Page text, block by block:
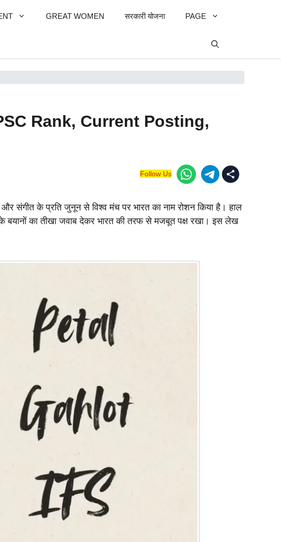
GREAT WOMEN सरकारी योजना PAGE
Rank, Current Posting,
Follow Us
संगीत के प्रति जुनून से विश्व मंच पर भारत का नाम रोशन किया है। हाल
बयानों का तीखा जवाब देकर भारत की तरफ से मजबूत पक्ष रखा। इस लेख